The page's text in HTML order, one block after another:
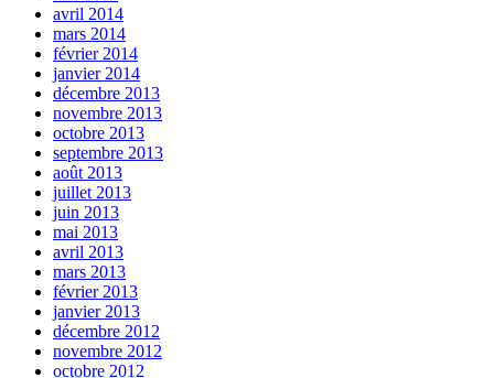
avril 2014
mars 2014
février 2014
janvier 2014
décembre 2013
novembre 2013
octobre 2013
septembre 2013
août 2013
juillet 2013
juin 2013
mai 2013
avril 2013
mars 2013
février 2013
janvier 2013
décembre 2012
novembre 2012
octobre 2012